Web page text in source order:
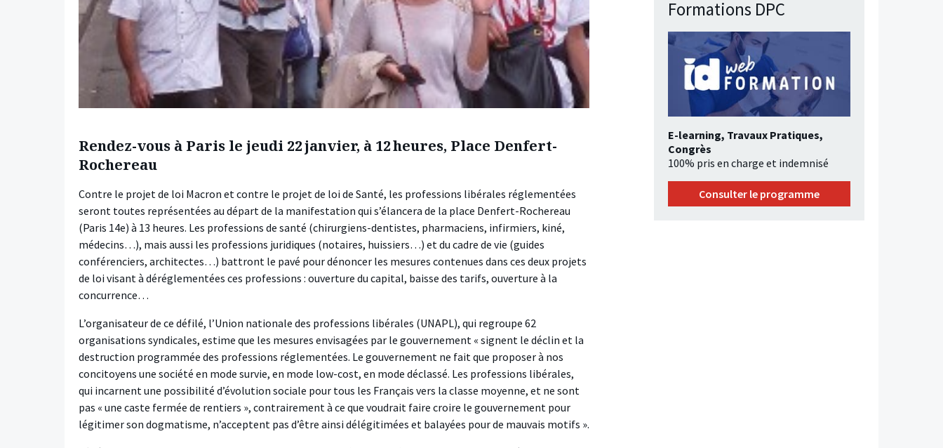
Rendez-vous à Paris le jeudi 22 janvier, à 12 heures, Place Denfert-
Rochereau
Contre le projet de loi Macron et contre le projet de loi de Santé, les professions libérales réglementées
seront toutes représentées au départ de la manifestation qui s’élancera de la place Denfert-Rochereau
(Paris 14e) à 13 heures. Les professions de santé (chirurgiens-dentistes, pharmaciens, infirmiers, kiné,
médecins…), mais aussi les professions juridiques (notaires, huissiers…) et du cadre de vie (guides
conférenciers, architectes…) battront le pavé pour dénoncer les mesures contenues dans ces deux projets
de loi visant à déréglementées ces professions : ouverture du capital, baisse des tarifs, ouverture à la
concurrence…
L’organisateur de ce défilé, l’Union nationale des professions libérales (UNAPL), qui regroupe 62
organisations syndicales, estime que les mesures envisagées par le gouvernement « signent le déclin et la
destruction programmée des professions réglementées. Le gouvernement ne fait que proposer à nos
concitoyens une société en mode survie, en mode low-cost, en mode déclassé. Les professions libérales,
qui incarnent une possibilité d’évolution sociale pour tous les Français vers la classe moyenne, et ne sont
pas « une caste fermée de rentiers », contrairement à ce que voudrait faire croire le gouvernement pour
légitimer son dogmatisme, n’acceptent pas d’être ainsi délégitimées et balayées pour de mauvais motifs ».
Formations DPC
E-learning, Travaux Pratiques,
Congrès
100% pris en charge et indemnisé
Consulter le programme